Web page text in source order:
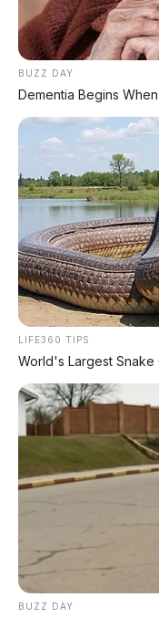
BYD Leopard
Siap Tantang
MG 4X: SUV
Semi-Solid-
Maextro
Penantang
BUZZ DAY
Dementia Begins
LIFE360 TIPS
World's Largest Snake
BUZZ DAY